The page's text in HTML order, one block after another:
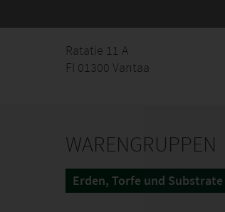
Ratatie 11 A
FI 01300 Vantaa
WARENGRUPPEN
Erden, Torfe und Substrate